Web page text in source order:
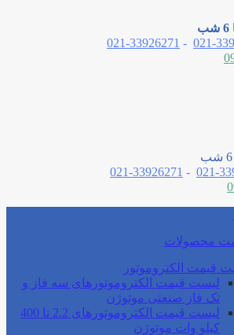
6 شب
-
33926271-021
6 شب
-
33926271-021
محصولات
قیمت الکتروموتور
لیست قیمت الکتروموتورهای سه فاز و
تک فاز صنعتی موتوژن
لیست قیمت الکتروموتورهای 2.2 تا 400
کیلو وات موتوژن